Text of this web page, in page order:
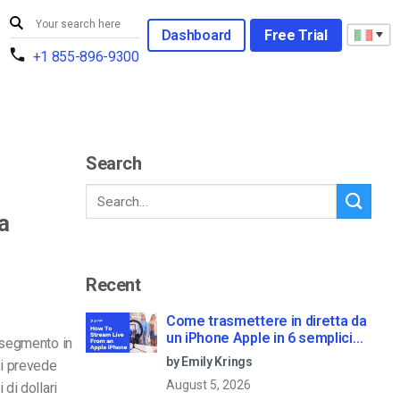
+1 855-896-9300
Dashboard Free Trial
in
prevede
di dollari
Search
Recent
Come trasmettere in diretta da
un iPhone Apple in 6 semplici
passi
by Emily Krings
August 5, 2026